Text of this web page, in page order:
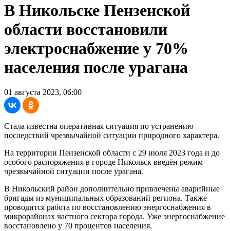
В Никольске Пензенской
области восстановили
электроснабжение у 70%
населения после урагана
01 августа 2023, 06:00
Стала известна оперативная ситуация по устранению
последствий чрезвычайной ситуации природного характера.
На территории Пензенской области с 29 июля 2023 года и до
особого распоряжения в городе Никольск введён режим
чрезвычайной ситуации после урагана.
В Никольский район дополнительно привлечены аварийные
бригады из муниципальных образований региона. Также
проводится работа по восстановлению энергоснабжения в
микрорайонах частного сектора города. Уже энергоснабжение
восстановлено у 70 процентов населения.